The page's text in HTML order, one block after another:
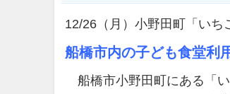
12/26（月）小野田町「い
船橋市内の子ども食堂利
船橋市小野田町にある「